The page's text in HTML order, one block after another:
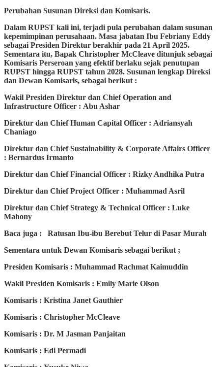
Perubahan Susunan Direksi dan Komisaris.
Dalam RUPST kali ini, terjadi pula perubahan dalam susunan
kepemimpinan perusahaan. Masa jabatan Ibu Febriany Eddy
sebagai Presiden Direktur berakhir pada 21 April 2025.
Sementara itu, Bapak Christopher McCleave ditunjuk sebagai
Komisaris Perseroan yang efektif berlaku sejak penutupan
RUPST hingga RUPST tahun 2028. Susunan lengkap Direksi
dan Dewan Komisaris, sebagai berikut :
Wakil Presiden Direktur dan Chief Operation and
Infrastructure Officer : Abu Ashar
Direktur dan Chief Human Capital Officer : Adriansyah
Chaniago
Direktur dan Chief Sustainability & Corporate Affairs Officer
: Bernardus Irmanto
Direktur dan Chief Financial Officer : Rizky Andhika Putra
Direktur dan Chief Project Officer : Muhammad Asril
Direktur dan Chief Strategy & Technical Officer : Luke
Mahony
Baca juga : Ratusan Ibu-ibu Berebut Telur di Pasar Murah
Sementara untuk Dewan Komisaris sebagai berikut ;
Presiden Komisaris : Muhammad Rachmat Kaimuddin
Wakil Presiden Komisaris : Emily Marie Olson
Komisaris : Kristina Janet Gauthier
Komisaris : Christopher McCleave
Komisaris : Dr. M Jasman Panjaitan
Komisaris : Edi Permadi